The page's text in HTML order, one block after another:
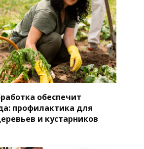
обеспечит
профилактика для
и кустарников